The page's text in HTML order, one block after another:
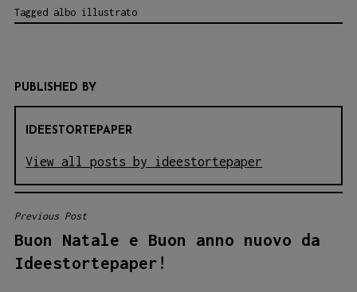
Tagged albo illustrato
PUBLISHED BY
IDEESTORTEPAPER
View all posts by ideestortepaper
NAVIGAZIONE
ARTICOLI
Previous Post
Buon Natale e Buon anno nuovo da
Ideestortepaper!